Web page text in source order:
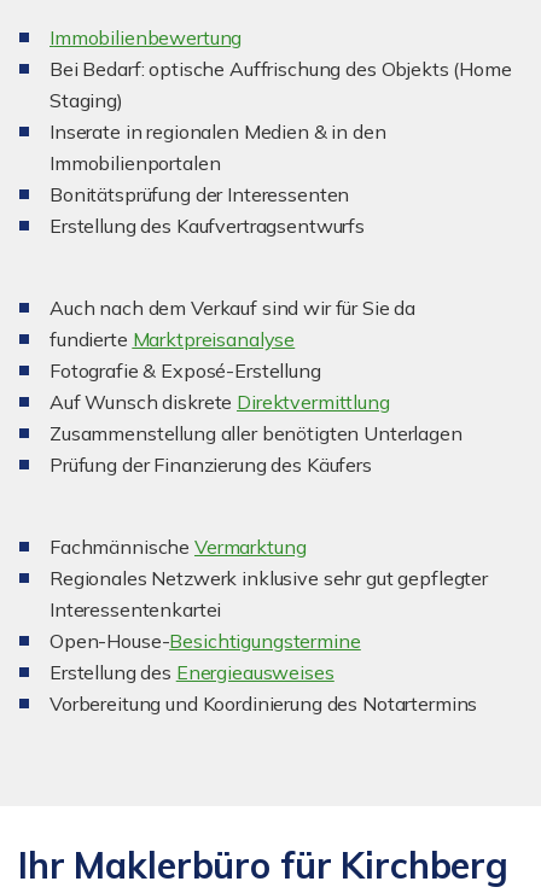
Immobilienbewertung
Bei Bedarf: optische Auffrischung des Objekts (Home
Staging)
Inserate in regionalen Medien & in den
Immobilienportalen
Bonitätsprüfung der Interessenten
Erstellung des Kaufvertragsentwurfs
Auch nach dem Verkauf sind wir für Sie da
fundierte Marktpreisanalyse
Fotografie & Exposé-Erstellung
Auf Wunsch diskrete Direktvermittlung
Zusammenstellung aller benötigten Unterlagen
Prüfung der Finanzierung des Käufers
Fachmännische Vermarktung
Regionales Netzwerk inklusive sehr gut gepflegter
Interessentenkartei
Open-House-Besichtigungstermine
Erstellung des Energieausweises
Vorbereitung und Koordinierung des Notartermins
Ihr Maklerbüro für Kirchberg